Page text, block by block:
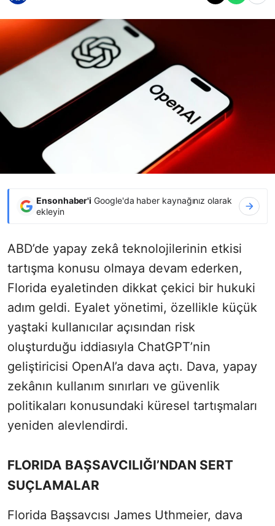
Ensonhaber'i Google'da haber kaynağınız olarak
ekleyin
ABD’de yapay zekâ teknolojilerinin etkisi
tartışma konusu olmaya devam ederken,
Florida eyaletinden dikkat çekici bir hukuki
adım geldi. Eyalet yönetimi, özellikle küçük
yaştaki kullanıcılar açısından risk
oluşturduğu iddiasıyla ChatGPT’nin
geliştiricisi OpenAI’a dava açtı. Dava, yapay
zekânın kullanım sınırları ve güvenlik
politikaları konusundaki küresel tartışmaları
yeniden alevlendirdi.
FLORIDA BAŞSAVCILIĞI’NDAN SERT
SUÇLAMALAR
Florida Başsavcısı James Uthmeier, dava